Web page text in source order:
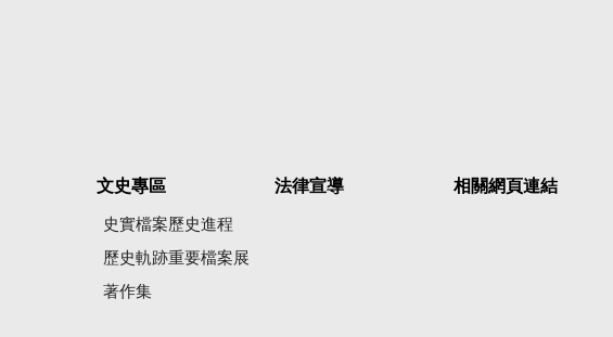
文史專區
史實檔案歷史進程
歷史軌跡重要檔案展
著作集
法律宣導 相關網頁連結